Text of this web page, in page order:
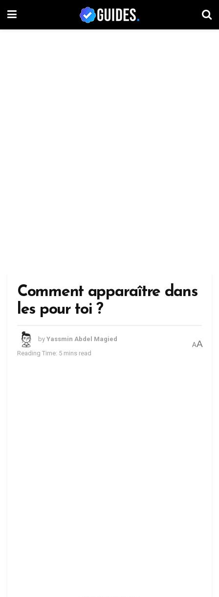
Comment apparaître dans
les pour toi ?
by Yassmin Abdel Magied
Reading Time: 5 mins read
AA